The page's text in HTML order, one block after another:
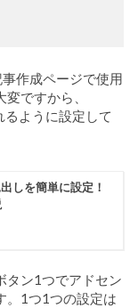
作成ページで使用
ですから、
ように設定して
しを簡単に設定！
タン1つでアドセン
。1つ1つの設定は